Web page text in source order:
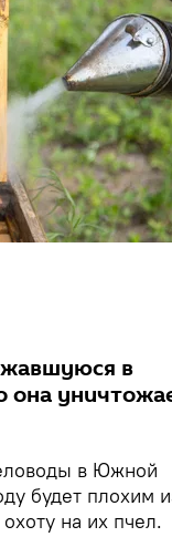
в
она
в Южной
будет плохим
на их пчел.